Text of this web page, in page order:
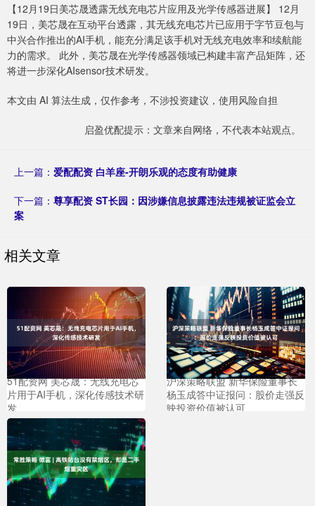
【12月19日美芯晟透露无线充电芯片应用及光学传感器进展】 12月
19日，美芯晟在互动平台透露，其无线充电芯片已应用于字节豆包与
中兴合作推出的AI手机，能充分满足该手机对无线充电效率和续航能
力的需求。 此外，美芯晟在光学传感器领域已构建丰富产品矩阵，还
将进一步深化AIsensor技术研发。
本文由 AI 算法生成，仅作参考，不涉投资建议，使用风险自担
启盈优配提示：文章来自网络，不代表本站观点。
上一篇： 爱配配资 白羊座-开朗乐观的态度有助健康
下一篇： 尊享配资 ST长园：因涉嫌信息披露违法违规被证监会立
案
相关文章
51配资网 美芯晟：无线充电芯
片用于AI手机，深化传感技术研
发
沪深策略联盟 新华保险董事长
杨玉成答中证报问：股价走强反
映投资价值被认可